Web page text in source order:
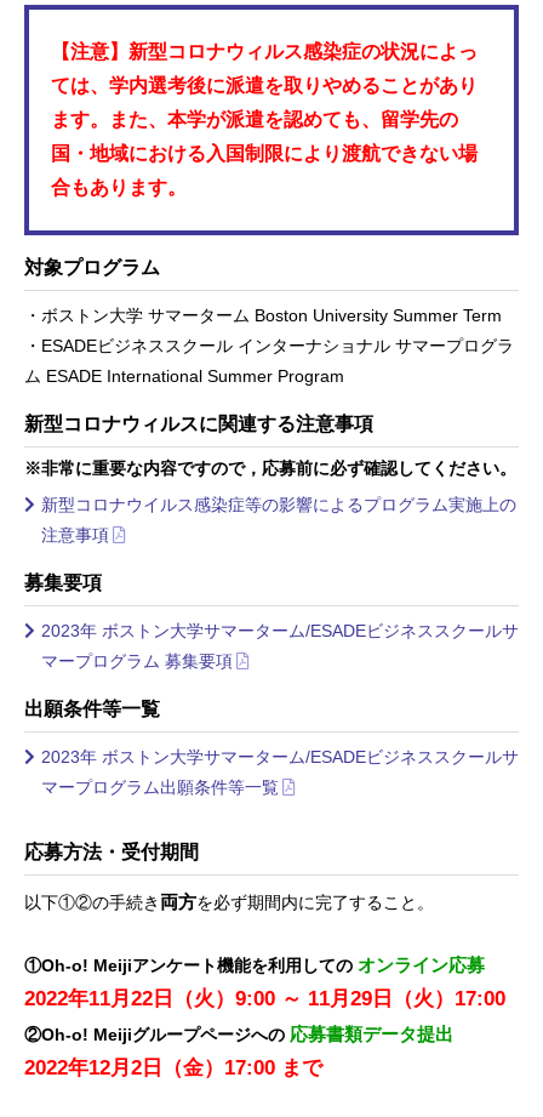
【注意】新型コロナウィルス感染症の状況によっ
ては、学内選考後に派遣を取りやめることがあり
ます。また、本学が派遣を認めても、留学先の
国・地域における入国制限により渡航できない場
合もあります。
対象プログラム
・ボストン大学 サマーターム Boston University Summer Term
・ESADEビジネススクール インターナショナル サマープログラ
ム ESADE International Summer Program
新型コロナウィルスに関連する注意事項
※非常に重要な内容ですので，応募前に必ず確認してください。
新型コロナウイルス感染症等の影響によるプログラム実施上の
注意事項
募集要項
2023年 ボストン大学サマーターム/ESADEビジネススクールサ
マープログラム 募集要項
出願条件等一覧
2023年 ボストン大学サマーターム/ESADEビジネススクールサ
マープログラム出願条件等一覧
応募方法・受付期間
以下①②の手続き 両方を必ず期間内に完了すること。
①Oh-o! Meijiアンケート機能を利用しての オンライン応募
2022年11月22日（火）9:00 ～ 11月29日（火）17:00
②Oh-o! Meijiグループページへの 応募書類データ提出
2022年12月2日（金）17:00 まで